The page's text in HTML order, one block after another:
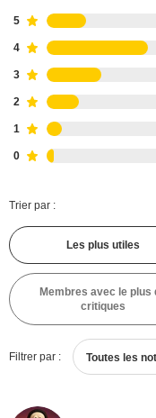
5
4
3
2
1
0
Trier par :
Les plus utiles
Membres avec le plus
critiques
Filtrer par : Toutes les